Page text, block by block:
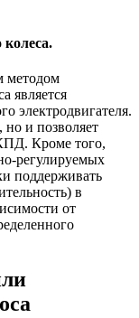
методом
является
электродвигателя.
но и позволяет
Кроме того,
регулируемых
поддерживать
в
от